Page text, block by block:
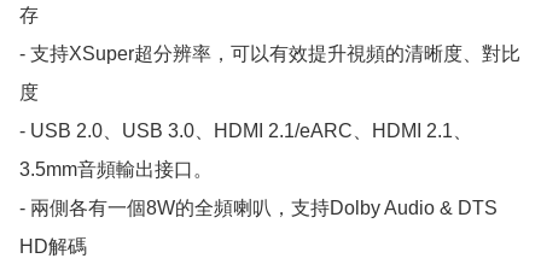
存
- 支持XSuper超分辨率，可以有效提升視頻的清晰度、對比
度
- USB 2.0、USB 3.0、HDMI 2.1/eARC、HDMI 2.1、
3.5mm音頻輸出接口。
- 兩側各有一個8W的全頻喇叭，支持Dolby Audio & DTS
HD解碼